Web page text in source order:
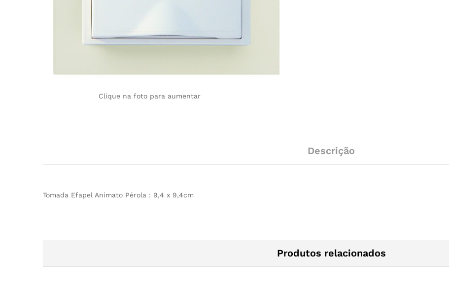
Clique na foto para aumentar
Descrição
Tomada Efapel Animato Pérola : 9,4 x 9,4cm
Produtos relacionados